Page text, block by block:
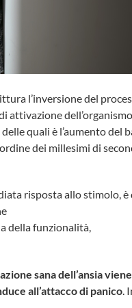
l’inversione del
attivazione
delle quali è l’aumento del
dei millesimi di
risposta allo stimolo,
della funzionalità,
sana dell’ansia
all’attacco di panico.